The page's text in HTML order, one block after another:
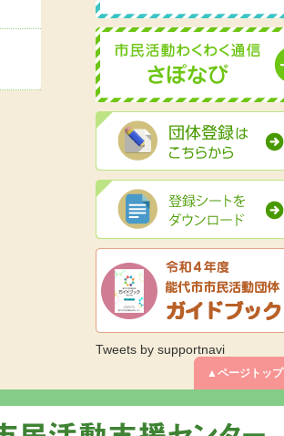
Tweets by supportnavi
▲ページトップ